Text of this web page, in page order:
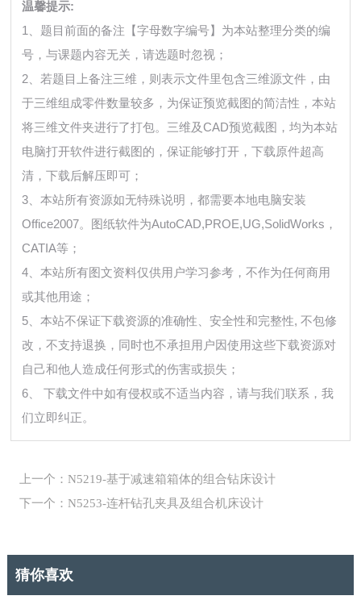
温馨提示:
1、题目前面的备注【字母数字编号】为本站整理分类的编
号，与课题内容无关，请选题时忽视；
2、若题目上备注三维，则表示文件里包含三维源文件，由
于三维组成零件数量较多，为保证预览截图的简洁性，本站
将三维文件夹进行了打包。三维及CAD预览截图，均为本站
电脑打开软件进行截图的，保证能够打开，下载原件超高
清，下载后解压即可；
3、本站所有资源如无特殊说明，都需要本地电脑安装
Office2007。图纸软件为AutoCAD,PROE,UG,SolidWorks，
CATIA等；
4、本站所有图文资料仅供用户学习参考，不作为任何商用
或其他用途；
5、本站不保证下载资源的准确性、安全性和完整性, 不包修
改，不支持退换，同时也不承担用户因使用这些下载资源对
自己和他人造成任何形式的伤害或损失；
6、 下载文件中如有侵权或不适当内容，请与我们联系，我
们立即纠正。
上一个：N5219-基于减速箱箱体的组合钻床设计
下一个：N5253-连杆钻孔夹具及组合机床设计
猜你喜欢